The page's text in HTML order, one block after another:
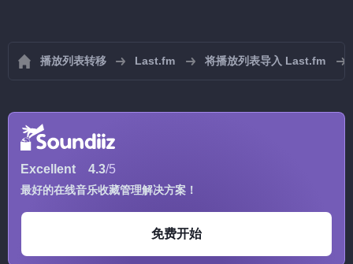
播放列表转移 Last.fm 将播放列表导入 Last.fm
Excellent 4.3/5
最好的在线音乐收藏管理解决方案！
免费开始